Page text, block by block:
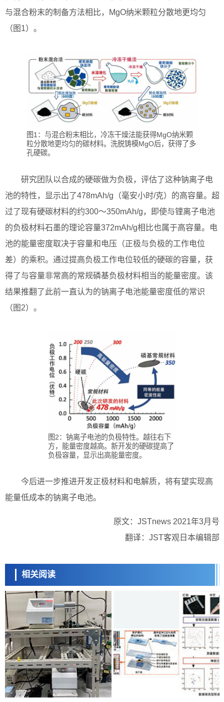
与混合粉末的制备方法相比，MgO纳米颗粒分散地更均匀
（图1）。
图1：与混合粉末相比，冷冻干燥法能获得MgO纳米颗
粒分散地更均匀的碳材料。洗脱铸模MgO后，获得了多
孔硬碳。
研究团队以合成的硬碳做为负极，评估了这种钠离子电
池的特性，显示出了478mAh/g（毫安小时/克）的高容量。超
过了现有硬碳材料的约300～350mAh/g，即使与锂离子电池
的负极材料石墨的理论容量372mAh/g相比也属于高容量。电
池的能量密度取决于容量和电压（正极与负极的工作电位
差）的乘积。通过提高负极工作电位较低的硬碳的容量，获
得了与容量非常高的常规磷基负极材料相当的能量密度。该
结果推翻了此前一直认为的钠离子电池能量密度低的常识
（图2）。
图2：钠离子电池的负极特性。越往右下
方，能量密度越高。新开发的硬碳提高了
负极容量，显示出高能量密度。
今后进一步推进开发正极材料和电解质，将有望实现高
能量低成本的钠离子电池。
原文：JSTnews 2021年3月号
翻译：JST客观日本编辑部
相关阅读